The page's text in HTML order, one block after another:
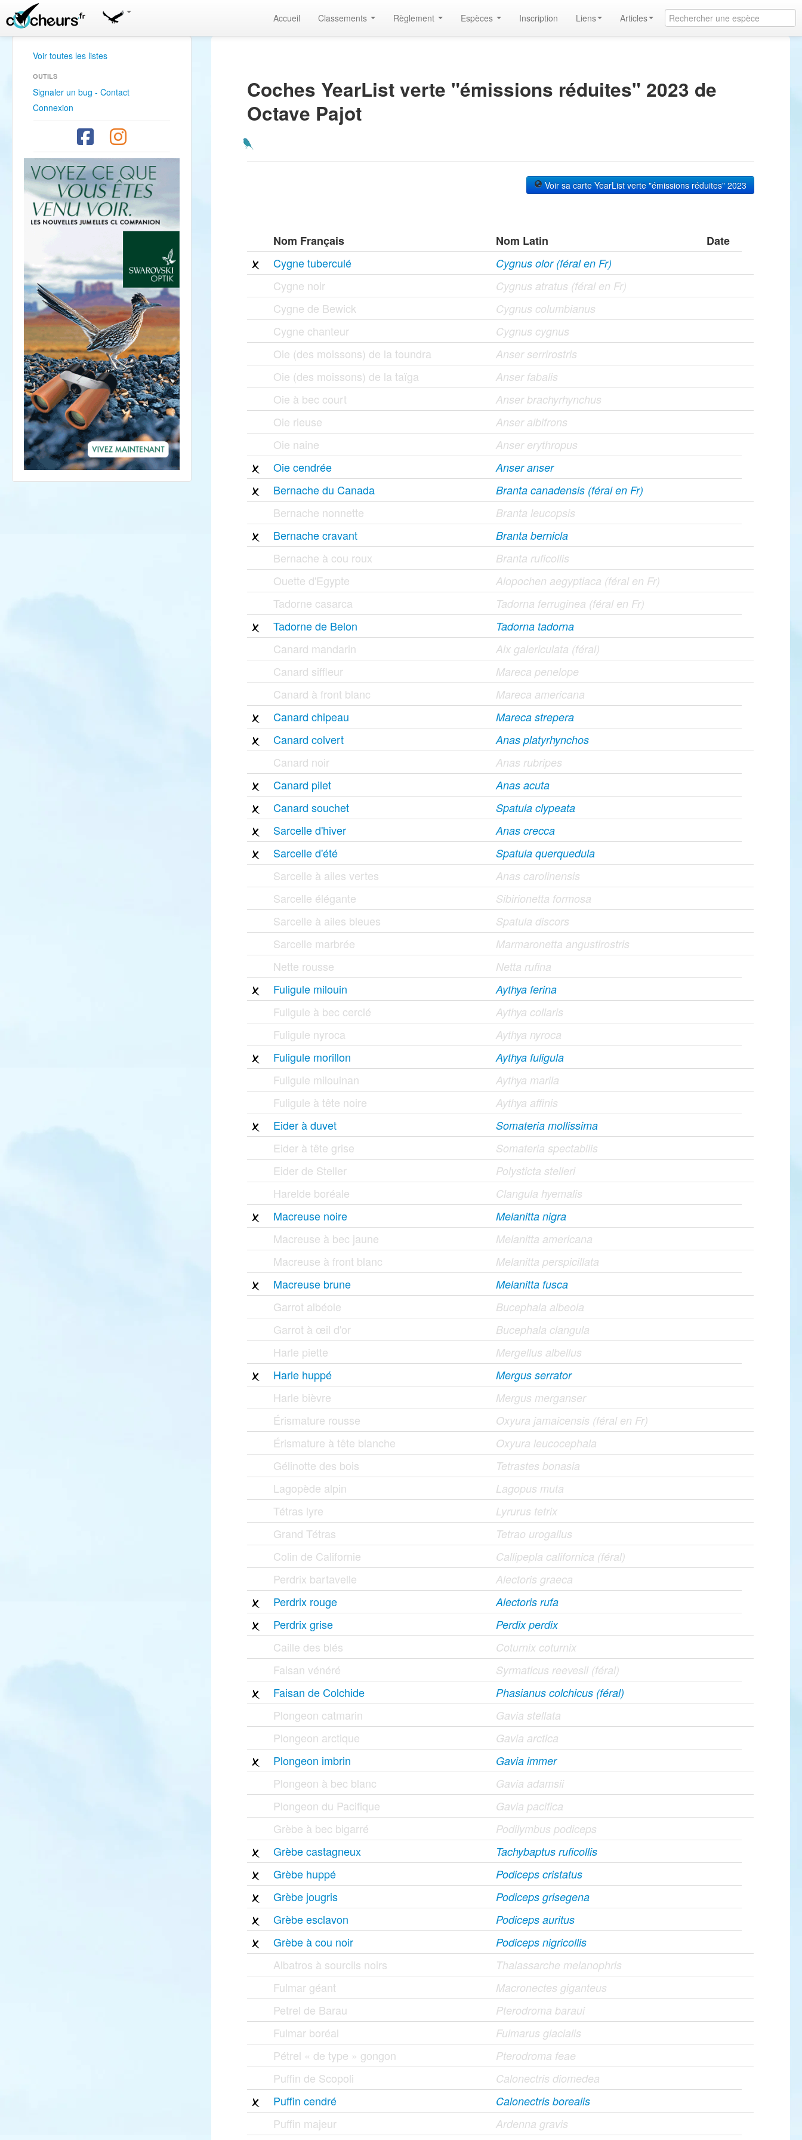
Accueil Classements Règlement Espèces Inscription Liens Articles
Voir toutes les listes
OUTILS
Signaler un bug - Contact
Connexion
Coches YearList verte "émissions réduites" 2023 de
Octave Pajot
Voir sa carte YearList verte "émissions réduites" 2023
Nom Français Nom Latin
Date
Cygne tuberculé
Cygnus olor (féral en Fr)
Cygne noir Cygnus atratus (féral en Fr)
Cygne de Bewick Cygnus columbianus
Cygne chanteur Cygnus cygnus
Oie (des moissons) de la toundra Anser serrirostris
Oie (des moissons) de la taïga Anser fabalis
Oie à bec court Anser brachyrhynchus
Oie rieuse Anser albifrons
Oie naine Anser erythropus
Oie cendrée Anser anser
Bernache du Canada Branta canadensis (féral en Fr)
Bernache nonnette Branta leucopsis
Bernache cravant Branta bernicla
Bernache à cou roux Branta ruficollis
Ouette d'Egypte Alopochen aegyptiaca (féral en Fr)
Tadorne casarca Tadorna ferruginea (féral en Fr)
Tadorne de Belon Tadorna tadorna
Canard mandarin Aix galericulata (féral)
Canard siffleur Mareca penelope
Canard à front blanc Mareca americana
Canard chipeau Mareca strepera
Canard colvert Anas platyrhynchos
Canard noir Anas rubripes
Canard pilet Anas acuta
Canard souchet Spatula clypeata
Sarcelle d'hiver Anas crecca
Sarcelle d'été Spatula querquedula
Sarcelle à ailes vertes Anas carolinensis
Sarcelle élégante Sibirionetta formosa
Sarcelle à ailes bleues Spatula discors
Sarcelle marbrée Marmaronetta angustirostris
Nette rousse Netta rufina
Fuligule milouin Aythya ferina
Fuligule à bec cerclé Aythya collaris
Fuligule nyroca Aythya nyroca
Fuligule morillon Aythya fuligula
Fuligule milouinan Aythya marila
Fuligule à tête noire Aythya affinis
Eider à duvet Somateria mollissima
Eider à tête grise Somateria spectabilis
Eider de Steller Polysticta stelleri
Harelde boréale Clangula hyemalis
Macreuse noire Melanitta nigra
Macreuse à bec jaune Melanitta americana
Macreuse à front blanc Melanitta perspicillata
Macreuse brune Melanitta fusca
Garrot albéole Bucephala albeola
Garrot à œil d'or Bucephala clangula
Harle piette Mergellus albellus
Harle huppé Mergus serrator
Harle bièvre Mergus merganser
Érismature rousse Oxyura jamaicensis (féral en Fr)
Érismature à tête blanche Oxyura leucocephala
Gélinotte des bois Tetrastes bonasia
Lagopède alpin Lagopus muta
Tétras lyre Lyrurus tetrix
Grand Tétras Tetrao urogallus
Colin de Californie Callipepla californica (féral)
Perdrix bartavelle Alectoris graeca
Perdrix rouge Alectoris rufa
Perdrix grise Perdix perdix
Caille des blés Coturnix coturnix
Faisan vénéré Syrmaticus reevesii (féral)
Faisan de Colchide Phasianus colchicus (féral)
Plongeon catmarin Gavia stellata
Plongeon arctique Gavia arctica
Plongeon imbrin Gavia immer
Plongeon à bec blanc Gavia adamsii
Plongeon du Pacifique Gavia pacifica
Grèbe à bec bigarré Podilymbus podiceps
Grèbe castagneux Tachybaptus ruficollis
Grèbe huppé Podiceps cristatus
Grèbe jougris Podiceps grisegena
Grèbe esclavon Podiceps auritus
Grèbe à cou noir Podiceps nigricollis
Albatros à sourcils noirs Thalassarche melanophris
Fulmar géant Macronectes giganteus
Petrel de Barau Pterodroma baraui
Fulmar boréal Fulmarus glacialis
Pétrel « de type » gongon Pterodroma feae
Puffin de Scopoli Calonectris diomedea
Puffin cendré Calonectris borealis
Puffin majeur Ardenna gravis